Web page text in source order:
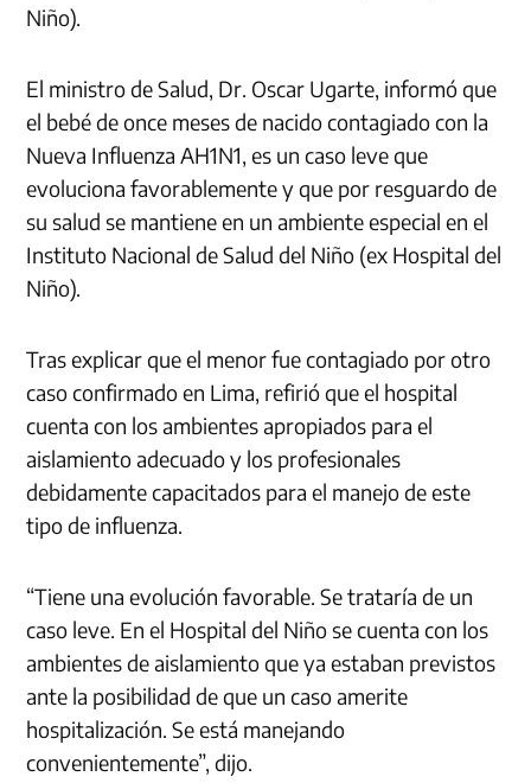
Niño).
El ministro de Salud, Dr. Oscar Ugarte, informó que
el bebé de once meses de nacido contagiado con la
Nueva Influenza AH1N1, es un caso leve que
evoluciona favorablemente y que por resguardo de
su salud se mantiene en un ambiente especial en el
Instituto Nacional de Salud del Niño (ex Hospital del
Niño).
Tras explicar que el menor fue contagiado por otro
caso confirmado en Lima, refirió que el hospital
cuenta con los ambientes apropiados para el
aislamiento adecuado y los profesionales
debidamente capacitados para el manejo de este
tipo de influenza.
“Tiene una evolución favorable. Se trataría de un
caso leve. En el Hospital del Niño se cuenta con los
ambientes de aislamiento que ya estaban previstos
ante la posibilidad de que un caso amerite
hospitalización. Se está manejando
convenientemente”, dijo.